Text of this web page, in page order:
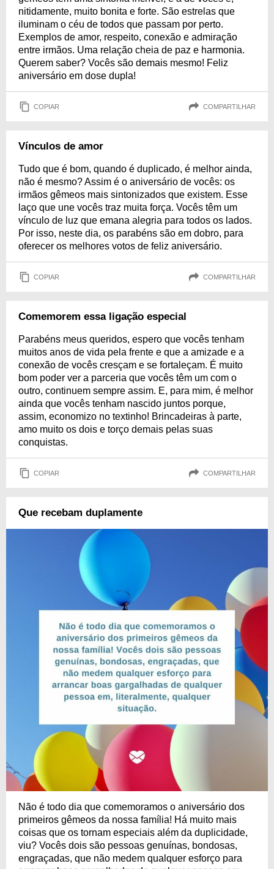
nitidamente, muito bonita e forte. São estrelas que
iluminam o céu de todos que passam por perto.
Exemplos de amor, respeito, conexão e admiração
entre irmãos. Uma relação cheia de paz e harmonia.
Querem saber? Vocês são demais mesmo! Feliz
aniversário em dose dupla!
COPIAR COMPARTILHAR
Vínculos de amor
Tudo que é bom, quando é duplicado, é melhor ainda,
não é mesmo? Assim é o aniversário de vocês: os
irmãos gêmeos mais sintonizados que existem. Esse
laço que une vocês traz muita força. Vocês têm um
vínculo de luz que emana alegria para todos os lados.
Por isso, neste dia, os parabéns são em dobro, para
oferecer os melhores votos de feliz aniversário.
COPIAR COMPARTILHAR
Comemorem essa ligação especial
Parabéns meus queridos, espero que vocês tenham
muitos anos de vida pela frente e que a amizade e a
conexão de vocês cresçam e se fortaleçam. É muito
bom poder ver a parceria que vocês têm um com o
outro, continuem sempre assim. E, para mim, é melhor
ainda que vocês tenham nascido juntos porque,
assim, economizo no textinho! Brincadeiras à parte,
amo muito os dois e torço demais pelas suas
conquistas.
COPIAR COMPARTILHAR
Que recebam duplamente
Não é todo dia que comemoramos o aniversário dos
primeiros gêmeos da nossa família! Há muito mais
coisas que os tornam especiais além da duplicidade,
viu? Vocês dois são pessoas genuínas, bondosas,
engraçadas, que não medem qualquer esforço para